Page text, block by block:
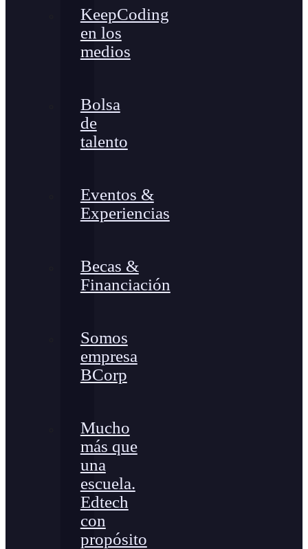
KeepCoding
en los
medios
Bolsa
de
talento
Eventos &
Experiencias
Becas &
Financiación
Somos
empresa
BCorp
Mucho
más que
una
escuela.
Edtech
con
propósito